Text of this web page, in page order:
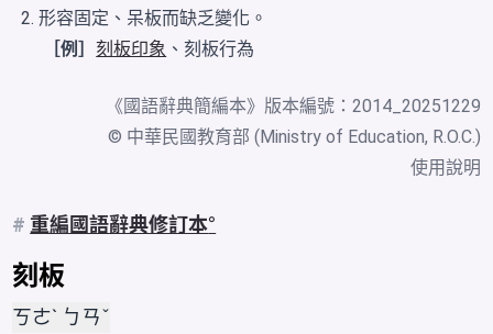
形容固定、呆板而缺乏變化。
［例］刻板印象 、刻板行為
《國語辭典簡編本》版本編號：2014_20251229
© 中華民國教育部 (Ministry of Education, R.O.C.)
使用說明
# 重編國語辭典修訂本
刻板
ㄎㄜˋ ㄅㄢˇ